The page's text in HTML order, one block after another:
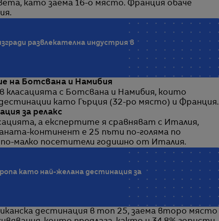
като заема 16-о място. Франция обаче
развлекателна индустрия в
на Ботсвана и Намибия
с Ботсвана и Намибия, които
като Гърция (32-ро място) и Франция.
за релакс
а експертите я сравняват с Италия,
континент е 25 пъти по-голяма по
малко посетители годишно от Италия.
като най-желана дестинация за
дестинация в топ 25, заема второ място